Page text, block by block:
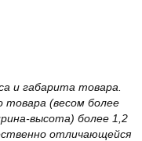
и габарита товара.
(весом более
высота) более 1,2
отличающейся